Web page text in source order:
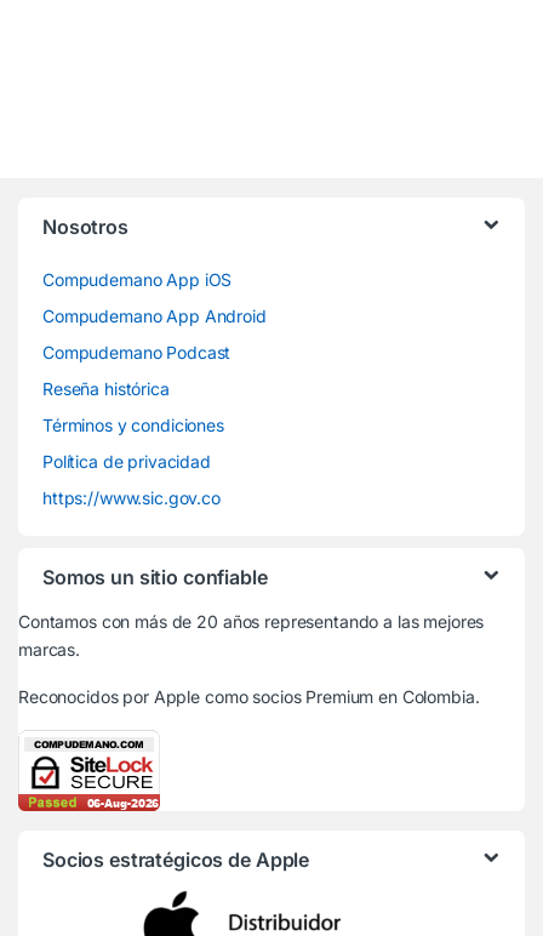
Nosotros
Compudemano App iOS
Compudemano App Android
Compudemano Podcast
Reseña histórica
Términos y condiciones
Política de privacidad
https://www.sic.gov.co
Somos un sitio confiable
Contamos con más de 20 años representando a las mejores
marcas.
Reconocidos por Apple como socios Premium en Colombia.
Socios estratégicos de Apple